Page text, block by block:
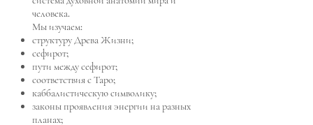
человека.
Мы изучаем:
структуру Древа Жизни;
сефирот;
пути между сефирот;
соответствия с Таро;
каббалистическую символику;
законы проявления энергии на разных
планах;